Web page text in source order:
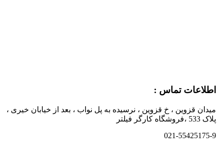
اطلاعات تماس :
میدان قزوین ، خ قزوین ، نرسیده به پل نواب ، بعد از خیابان خیری ،
پلاک 533 ،فروشگاه کارگر فیلتر
021-55425175-9